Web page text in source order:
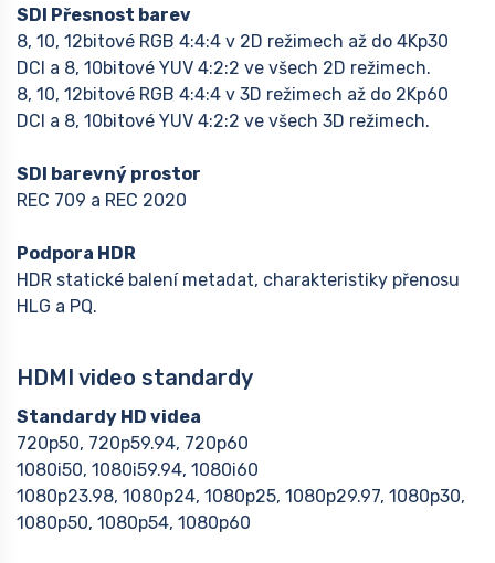
SDI Přesnost barev
8, 10, 12bitové RGB 4:4:4 v 2D režimech až do 4Kp30
DCI a 8, 10bitové YUV 4:2:2 ve všech 2D režimech.
8, 10, 12bitové RGB 4:4:4 v 3D režimech až do 2Kp60
DCI a 8, 10bitové YUV 4:2:2 ve všech 3D režimech.
SDI barevný prostor
REC 709 a REC 2020
Podpora HDR
HDR statické balení metadat, charakteristiky přenosu
HLG a PQ.
HDMI video standardy
Standardy HD videa
720p50, 720p59.94, 720p60
1080i50, 1080i59.94, 1080i60
1080p23.98, 1080p24, 1080p25, 1080p29.97, 1080p30,
1080p50, 1080p54, 1080p60